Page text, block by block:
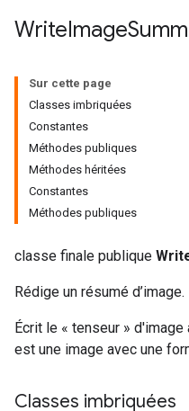
WriteImage
Sur cette page
Classes imbriquées
Constantes
Méthodes publiques
Méthodes héritées
Constantes
Méthodes publiques
classe finale publique
Rédige un résumé d’image.
Écrit le « tenseur »
est une image avec une
Classes imbriquées